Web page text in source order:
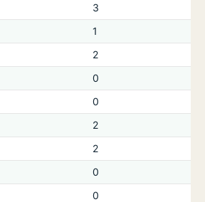
3
1
2
0
0
2
2
0
0